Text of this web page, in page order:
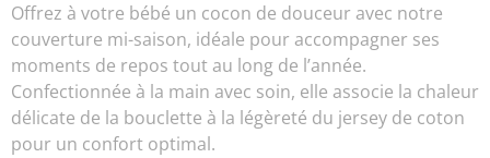
Offrez à votre bébé un cocon de douceur avec notre
couverture mi-saison, idéale pour accompagner ses
moments de repos tout au long de l’année.
Confectionnée à la main avec soin, elle associe la chaleur
délicate de la bouclette à la légèreté du jersey de coton
pour un confort optimal.